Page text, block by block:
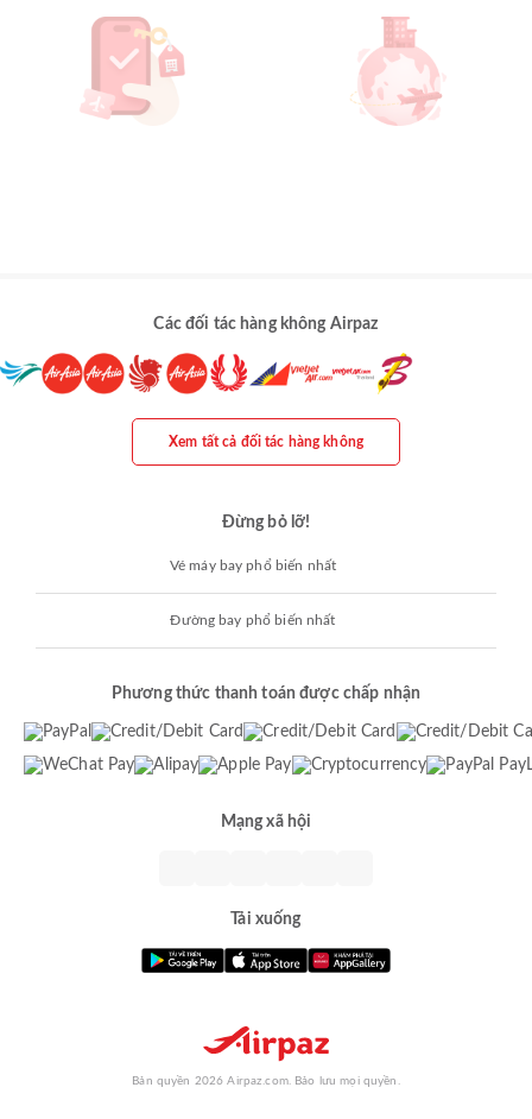
Các đối tác hàng không Airpaz
Xem tất cả đối tác hàng không
Đừng bỏ lỡ!
Vé máy bay phổ biến nhất
Đường bay phổ biến nhất
Phương thức thanh toán được chấp nhận
Mạng xã hội
Tải xuống
Bản quyền 2026 Airpaz.com. Bảo lưu mọi quyền.